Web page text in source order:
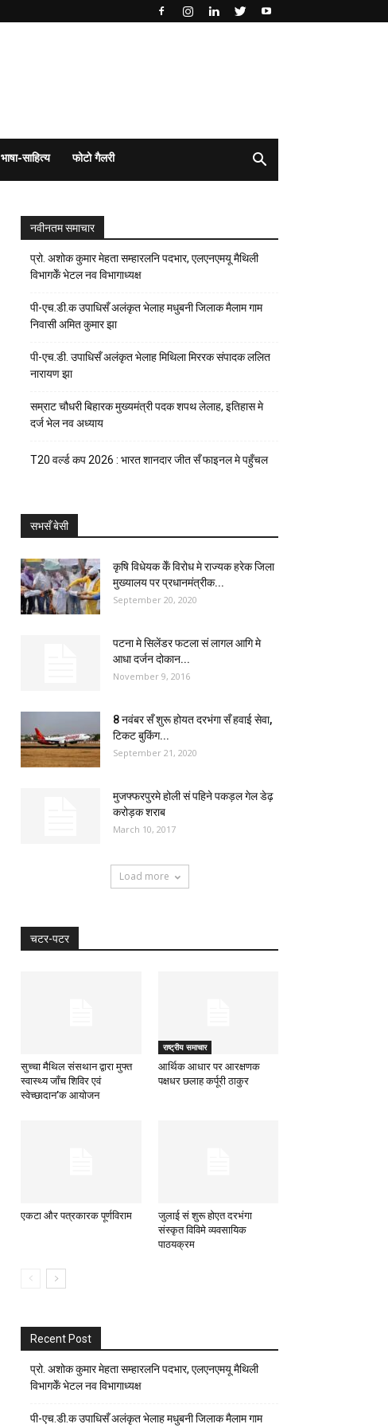
भाषा-साहित्य फोटो गैलरी
नवीनतम समाचार
प्रो. अशोक कुमार मेहता सम्हारलनि पदभार, एलएनएमयू मैथिली
विभागकेँ भेटल नव विभागाध्यक्ष
पी-एच.डी.क उपाधिसँ अलंकृत भेलाह मधुबनी जिलाक मैलाम गाम
निवासी अमित कुमार झा
पी-एच.डी. उपाधिसँ अलंकृत भेलाह मिथिला मिररक संपादक ललित
नारायण झा
सम्राट चौधरी बिहारक मुख्यमंत्री पदक शपथ लेलाह, इतिहास मे
दर्ज भेल नव अध्याय
T20 वर्ल्ड कप 2026 : भारत शानदार जीत सँ फाइनल मे पहुँचल
सभसँ बेसी
कृषि विधेयक केँ विरोध मे राज्यक हरेक जिला
मुख्यालय पर प्रधानमंत्रीक...
September 20, 2020
पटना मे सिलेंडर फटला सं लागल आगि मे
आधा दर्जन दोकान...
November 9, 2016
8 नवंबर सँ शुरू होयत दरभंगा सँ हवाई सेवा,
टिकट बुकिंग...
September 21, 2020
मुजफ्फरपुरमे होली सं पहिने पकड़ल गेल डेढ़
करोड़क शराब
March 10, 2017
Load more
चटर-पटर
सुच्चा मैथिल संसथान द्वारा मुफ्त
स्वास्थ्य जाँच शिविर एवं
स्वेच्छादान’क आयोजन
राष्ट्रीय समाचार
आर्थिक आधार पर आरक्षणक
पक्षधर छलाह कर्पूरी ठाकुर
एकटा और पत्रकारक पूर्णविराम
जुलाई सं शुरू होएत दरभंगा
संस्कृत विविमे व्यवसायिक
पाठयक्रम
Recent Post
प्रो. अशोक कुमार मेहता सम्हारलनि पदभार, एलएनएमयू मैथिली
विभागकेँ भेटल नव विभागाध्यक्ष
पी-एच.डी.क उपाधिसँ अलंकृत भेलाह मधुबनी जिलाक मैलाम गाम